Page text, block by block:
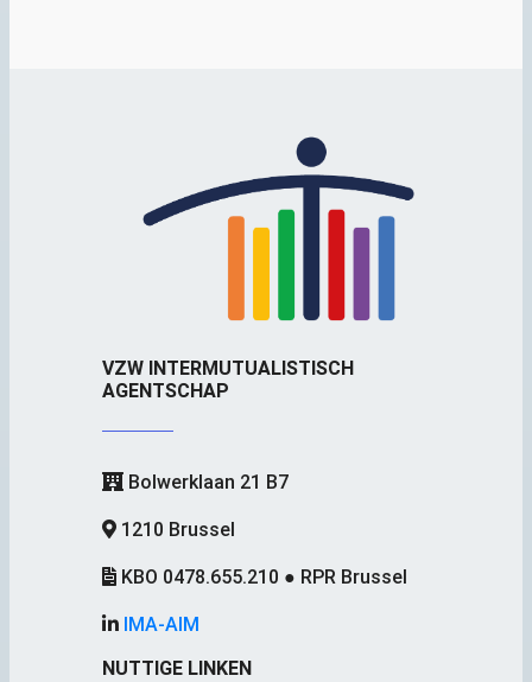
VZW INTERMUTUALISTISCH
AGENTSCHAP
Bolwerklaan 21 B7
1210 Brussel
KBO 0478.655.210 ● RPR Brussel
IMA-AIM
NUTTIGE LINKEN